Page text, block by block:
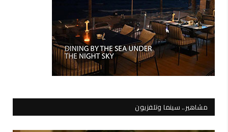
مشاهير.. سينما وتلفزيون